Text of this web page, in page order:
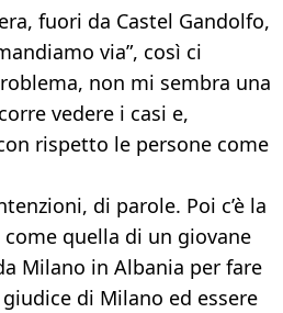
fuori da Castel Gandolfo,
via”, così ci
non mi sembra una
vedere i casi e,
rispetto le persone come
di parole. Poi c’è la
quella di un giovane
Milano in Albania per fare
di Milano ed essere